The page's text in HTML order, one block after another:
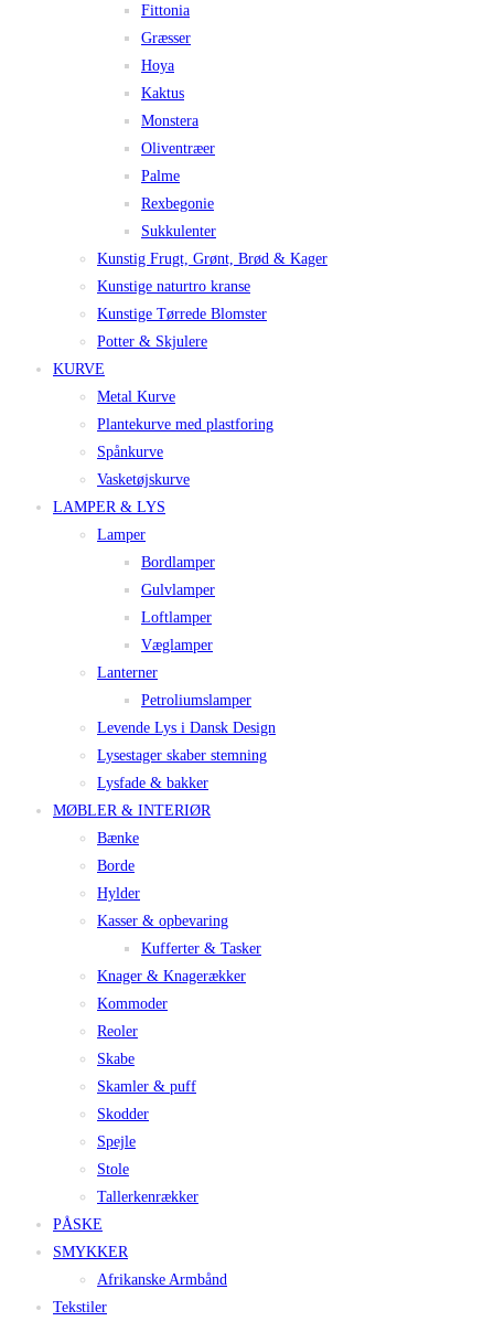
Fittonia
Græsser
Hoya
Kaktus
Monstera
Oliventræer
Palme
Rexbegonie
Sukkulenter
Kunstig Frugt, Grønt, Brød & Kager
Kunstige naturtro kranse
Kunstige Tørrede Blomster
Potter & Skjulere
KURVE
Metal Kurve
Plantekurve med plastforing
Spånkurve
Vasketøjskurve
LAMPER & LYS
Lamper
Bordlamper
Gulvlamper
Loftlamper
Væglamper
Lanterner
Petroliumslamper
Levende Lys i Dansk Design
Lysestager skaber stemning
Lysfade & bakker
MØBLER & INTERIØR
Bænke
Borde
Hylder
Kasser & opbevaring
Kufferter & Tasker
Knager & Knagerækker
Kommoder
Reoler
Skabe
Skamler & puff
Skodder
Spejle
Stole
Tallerkenrækker
PÅSKE
SMYKKER
Afrikanske Armbånd
Tekstiler